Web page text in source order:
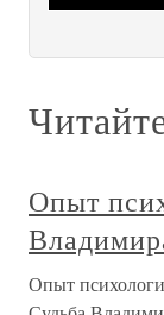
Опыт
Опыт